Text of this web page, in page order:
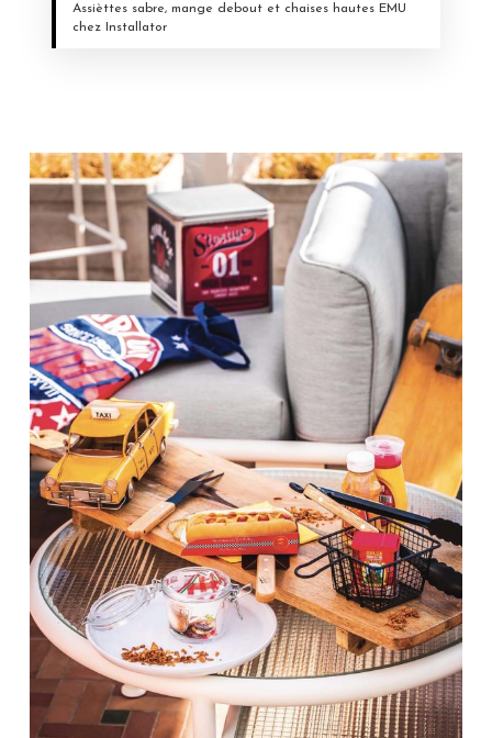
Assièttes sabre, mange debout et chaises hautes EMU
chez Installator